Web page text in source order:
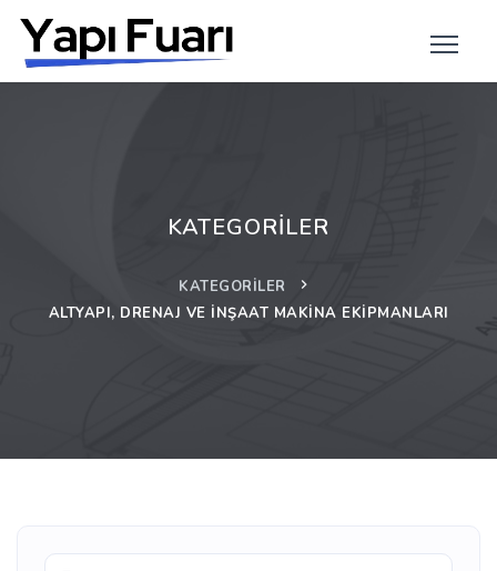
KATEGORILER
KATEGORILER
ALTYAPI, DRENAJ VE İNŞAAT MAKINA EKIPMANLARI